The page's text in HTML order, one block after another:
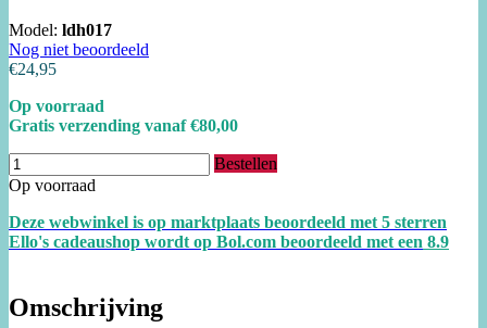
Model: ldh017
Nog niet beoordeeld
€24,95
Op voorraad
Gratis verzending vanaf €80,00
Bestellen
Op voorraad
Deze webwinkel is op marktplaats beoordeeld met 5 sterren
Ello's cadeaushop wordt op Bol.com beoordeeld met een 8.9
Omschrijving